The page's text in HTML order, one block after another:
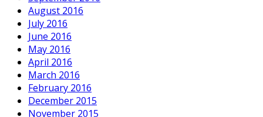
August 2016
July 2016
June 2016
May 2016
April 2016
March 2016
February 2016
December 2015
November 2015